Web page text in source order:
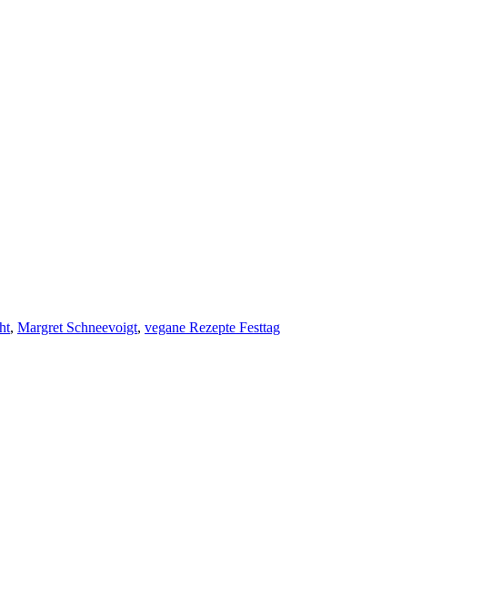
, Margret Schneevoigt, vegane Rezepte Festtag